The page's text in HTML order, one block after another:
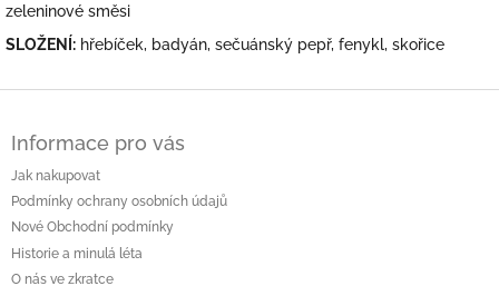
zeleninové směsi
SLOŽENÍ: hřebíček, badyán, sečuánský pepř, fenykl, skořice
Informace pro vás
Jak nakupovat
Podmínky ochrany osobních údajů
Nové Obchodní podmínky
Historie a minulá léta
O nás ve zkratce